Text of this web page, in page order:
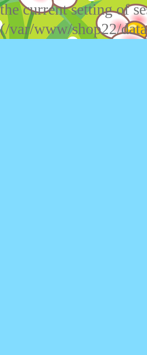
the current setting of
(/var/www/shop22/